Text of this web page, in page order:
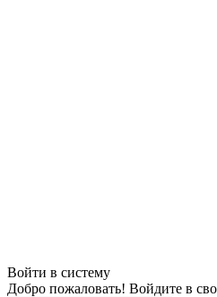
Войти в систему
Добро пожаловать! Войдите в